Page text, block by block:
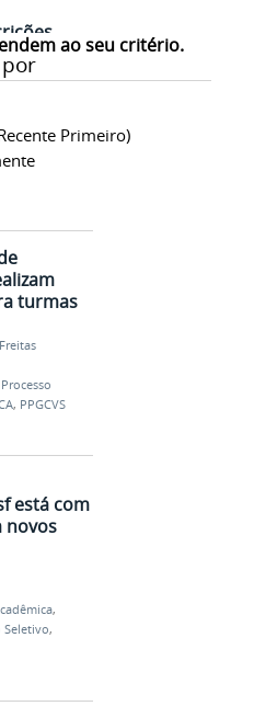
ao seu critério.
Primeiro)
em
,
turmas
Processo
, PPGCVS
está com
novos
,
Seletivo,